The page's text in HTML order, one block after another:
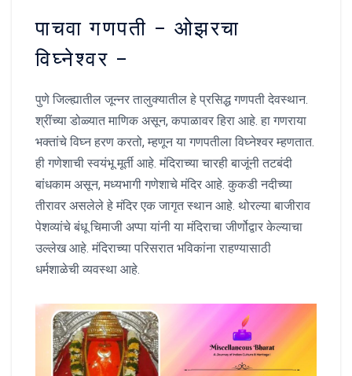
पाचवा गणपती – ओझरचा
विघ्नेश्वर –
पुणे जिल्ह्यातील जून्नर तालुक्यातील हे प्रसिद्ध गणपती देवस्थान.
श्रींच्या डोळ्यात माणिक असून, कपाळावर हिरा आहे. हा गणराया
भक्तांचे विघ्न हरण करतो, म्हणून या गणपतीला विघ्नेश्वर म्हणतात.
ही गणेशाची स्वयंभू मूर्ती आहे. मंदिराच्या चारही बाजूंनी तटबंदी
बांधकाम असून, मध्यभागी गणेशाचे मंदिर आहे. कुकडी नदीच्या
तीरावर असलेले हे मंदिर एक जागृत स्थान आहे. थोरल्या बाजीराव
पेशव्यांचे बंधू चिमाजी अप्पा यांनी या मंदिराचा जीर्णोद्वार केल्याचा
उल्लेख आहे. मंदिराच्या परिसरात भविकांना राहण्यासाठी
धर्मशाळेची व्यवस्था आहे.